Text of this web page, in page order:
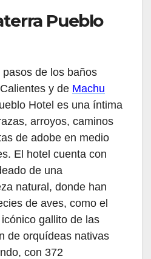
Pueblo
de los baños
y de Machu
Hotel es una íntima
arroyos, caminos
de adobe en medio
El hotel cuenta con
de una
natural, donde han
de aves, como el
gallito de las
de orquídeas nativas
con 372